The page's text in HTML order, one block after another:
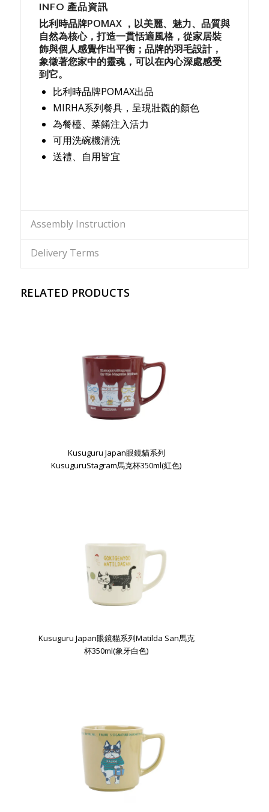
INFO 產品資訊
比利時品牌POMAX ，以美麗、魅力、品質與
自然為核心，打造一貫恬適風格，從家居裝
飾與個人感覺作出平衡；品牌的羽毛設計，
象徵著您家中的靈魂，可以在內心深處感受
到它。
比利時品牌POMAX出品
MIRHA系列餐具，呈現壯觀的顏色
為餐檯、菜餚注入活力
可用洗碗機清洗
送禮、自用皆宜
Assembly Instruction
Delivery Terms
RELATED PRODUCTS
Kusuguru Japan眼鏡貓系列
KusuguruStagram馬克杯350ml(紅色)
Kusuguru Japan眼鏡貓系列Matilda San馬克
杯350ml(象牙白色)